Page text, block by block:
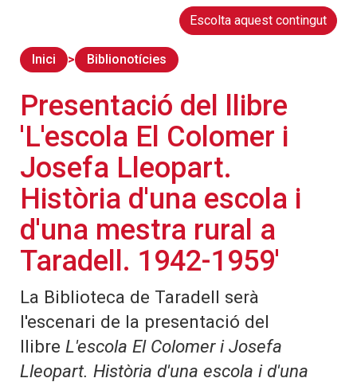
Escolta aquest contingut
Inici Biblionotícies
Presentació del llibre
'L'escola El Colomer i
Josefa Lleopart.
Història d'una escola i
d'una mestra rural a
Taradell. 1942-1959'
La Biblioteca de Taradell serà
l'escenari de la presentació del
llibre L'escola El Colomer i Josefa
Lleopart. Història d'una escola i d'una